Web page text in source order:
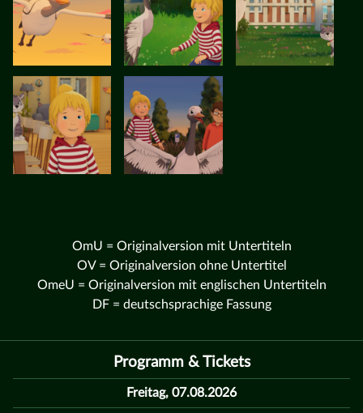
OmU = Originalversion mit Untertiteln
OV = Originalversion ohne Untertitel
OmeU = Originalversion mit englischen Untertiteln
DF = deutschsprachige Fassung
Programm & Tickets
Freitag, 07.08.2026